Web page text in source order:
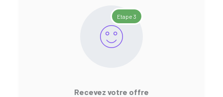
Etape 3
Recevez votre offre